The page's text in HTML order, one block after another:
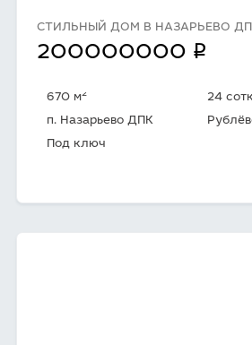
СТИЛЬНЫЙ ДОМ В НАЗАРЬЕВО
200000000 q
670 м2
24
п. Назарьево ДПК
Под ключ